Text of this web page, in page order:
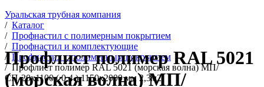
Уральская трубная компания
/ Каталог
/ Профнастил с полимерным покрытием
/ Профнастил и комплектующие
/ Профнастил с полимерным покрытием
/ Профлист полимер RAL 5021 (морская волна) МП/
СП-20х1100 ( 0,4 ) 1150х2000 мм 2,3м2
Профлист полимер RAL 5021
(морская волна) МП/